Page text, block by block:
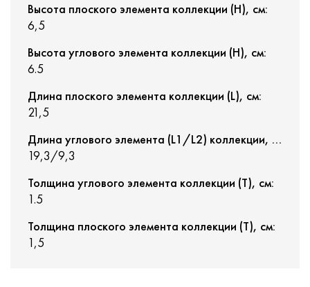
Высота плоского элемента коллекции (H), см:
6,5
Высота углового элемента коллекции (H), см:
6.5
Длина плоского элемента коллекции (L), см:
21,5
Длина углового элемента (L1/L2) коллекции, см:
19,3/9,3
Толщина углового элемента коллекции (T), см:
1.5
Толщина плоского элемента коллекции (T), см:
1,5